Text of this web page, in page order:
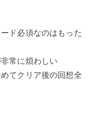
ド必須なのはもった
常に煩わしい
てクリア後の回想全